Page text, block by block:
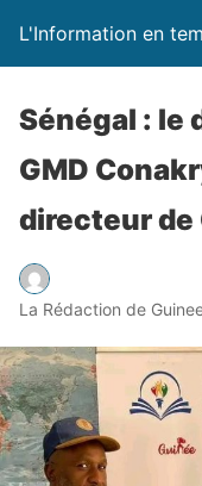
L'Information en
Sénégal : le
GMD
directeur de
La Rédaction de